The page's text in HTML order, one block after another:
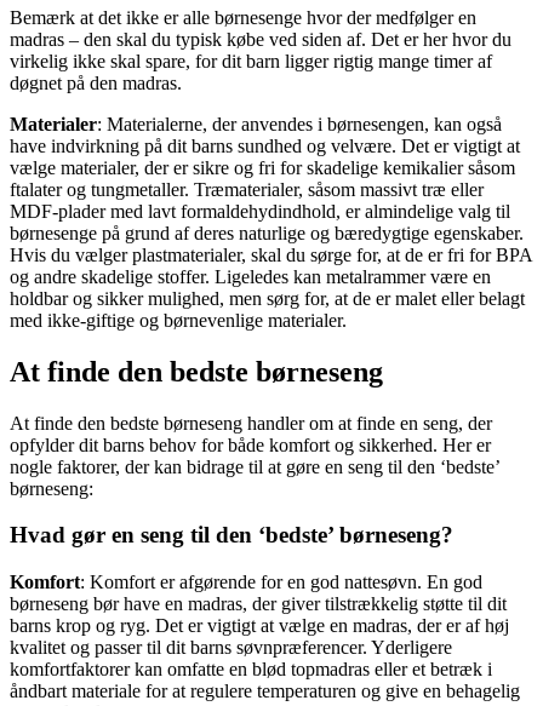
Bemærk at det ikke er alle børnesenge hvor der medfølger en
madras – den skal du typisk købe ved siden af. Det er her hvor du
virkelig ikke skal spare, for dit barn ligger rigtig mange timer af
døgnet på den madras.
Materialer: Materialerne, der anvendes i børnesengen, kan også
have indvirkning på dit barns sundhed og velvære. Det er vigtigt at
vælge materialer, der er sikre og fri for skadelige kemikalier såsom
ftalater og tungmetaller. Træmaterialer, såsom massivt træ eller
MDF-plader med lavt formaldehydindhold, er almindelige valg til
børnesenge på grund af deres naturlige og bæredygtige egenskaber.
Hvis du vælger plastmaterialer, skal du sørge for, at de er fri for BPA
og andre skadelige stoffer. Ligeledes kan metalrammer være en
holdbar og sikker mulighed, men sørg for, at de er malet eller belagt
med ikke-giftige og børnevenlige materialer.
At finde den bedste børneseng
At finde den bedste børneseng handler om at finde en seng, der
opfylder dit barns behov for både komfort og sikkerhed. Her er
nogle faktorer, der kan bidrage til at gøre en seng til den ‘bedste’
børneseng:
Hvad gør en seng til den ‘bedste’ børneseng?
Komfort: Komfort er afgørende for en god nattesøvn. En god
børneseng bør have en madras, der giver tilstrækkelig støtte til dit
barns krop og ryg. Det er vigtigt at vælge en madras, der er af høj
kvalitet og passer til dit barns søvnpræferencer. Yderligere
komfortfaktorer kan omfatte en blød topmadras eller et betræk i
åndbart materiale for at regulere temperaturen og give en behagelig